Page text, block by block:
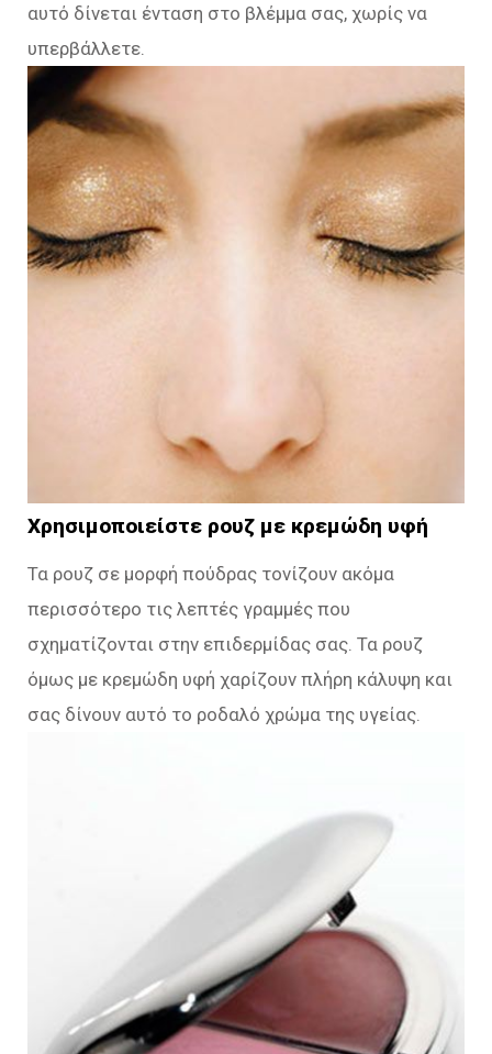
αυτό δίνεται ένταση στο βλέμμα σας, χωρίς να
υπερβάλλετε.
Χρησιμοποιείστε ρουζ με κρεμώδη υφή
Τα ρουζ σε μορφή πούδρας τονίζουν ακόμα
περισσότερο τις λεπτές γραμμές που
σχηματίζονται στην επιδερμίδας σας. Τα ρουζ
όμως με κρεμώδη υφή χαρίζουν πλήρη κάλυψη και
σας δίνουν αυτό το ροδαλό χρώμα της υγείας.